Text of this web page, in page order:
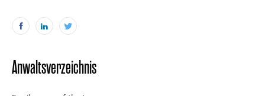
Anwaltsverzeichnis